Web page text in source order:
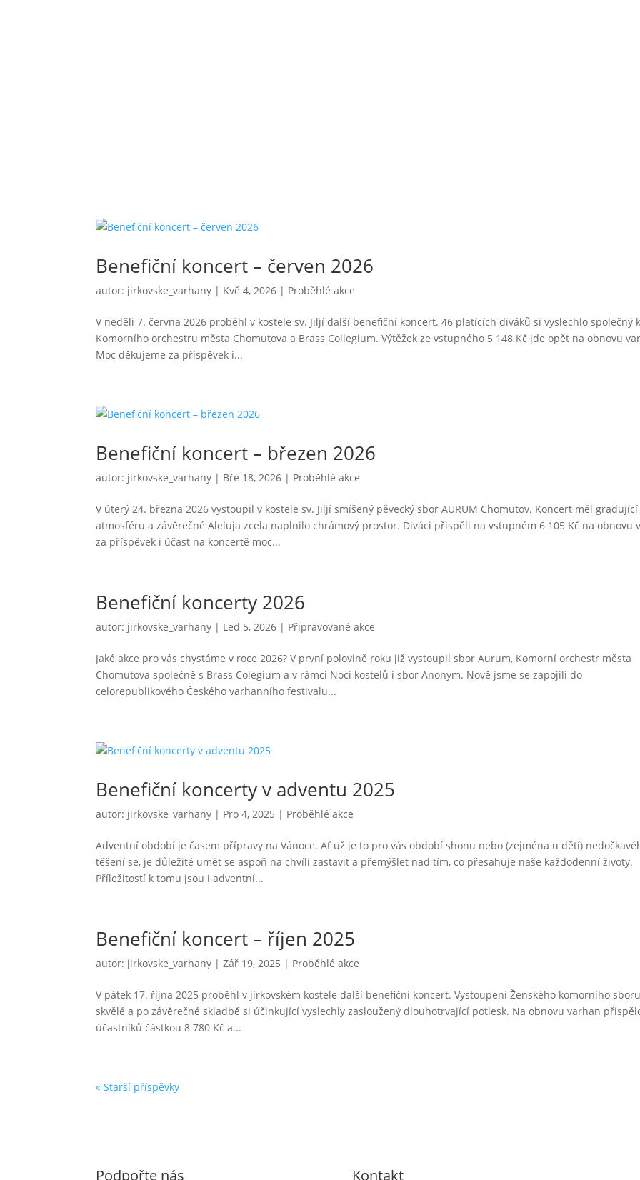
Benefiční koncert – červen 2026
autor: jirkovske_varhany | Kvě 4, 2026 | Proběhlé akce
V neděli 7. června 2026 proběhl v kostele sv. Jiljí další benefiční koncert. 46 platících diváků si vyslechlo společný
Komorního orchestru města Chomutova a Brass Collegium. Výtěžek ze vstupného 5 148 Kč jde opět na obnovu
Moc děkujeme za příspěvek i...
Benefiční koncert – březen 2026
autor: jirkovske_varhany | Bře 18, 2026 | Proběhlé akce
V úterý 24. března 2026 vystoupil v kostele sv. Jiljí smíšený pěvecký sbor AURUM Chomutov. Koncert měl gradující
atmosféru a závěrečné Aleluja zcela naplnilo chrámový prostor. Diváci přispěli na vstupném 6 105 Kč na obnovu
za příspěvek i účast na koncertě moc...
Benefiční koncerty 2026
autor: jirkovske_varhany | Led 5, 2026 | Připravované akce
Jaké akce pro vás chystáme v roce 2026? V první polovině roku již vystoupil sbor Aurum, Komorní orchestr města
Chomutova společně s Brass Colegium a v rámci Noci kostelů i sbor Anonym. Nově jsme se zapojili do
celorepublikového Českého varhanního festivalu...
Benefiční koncerty v adventu 2025
autor: jirkovske_varhany | Pro 4, 2025 | Proběhlé akce
Adventní období je časem přípravy na Vánoce. Ať už je to pro vás období shonu nebo (zejména u dětí)
těšení se, je důležité umět se aspoň na chvíli zastavit a přemýšlet nad tím, co přesahuje naše každodenní životy.
Příležitostí k tomu jsou i adventní...
Benefiční koncert – říjen 2025
autor: jirkovske_varhany |Zář 19, 2025 | Proběhlé akce
V pátek 17. října 2025 proběhl v jirkovském kostele další benefiční koncert. Vystoupení Ženského komorního
skvělé a po závěrečné skladbě si účinkující vyslechly zasloužený dlouhotrvající potlesk. Na obnovu varhan
účastníků částkou 8 780 Kč a...
« Starší příspěvky
Podpořte nás Kontakt